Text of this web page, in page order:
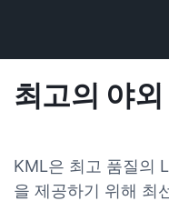
최고의 야
KML은 최고 품질의
을 제공하기 위해 최